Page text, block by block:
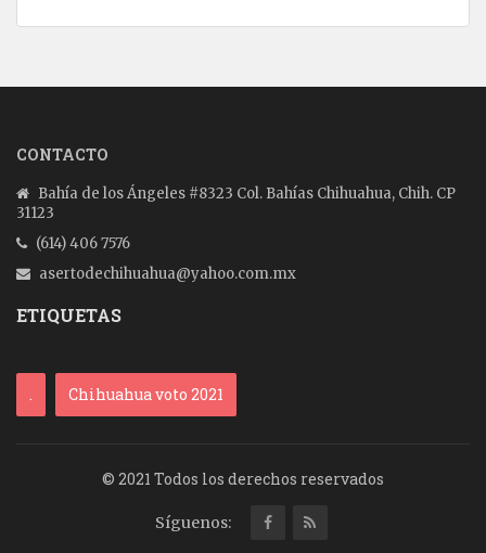
CONTACTO
Bahía de los Ángeles #8323 Col. Bahías Chihuahua, Chih. CP
31123
(614) 406 7576
asertodechihuahua@yahoo.com.mx
ETIQUETAS
. Chihuahua voto 2021
© 2021 Todos los derechos reservados
Síguenos: